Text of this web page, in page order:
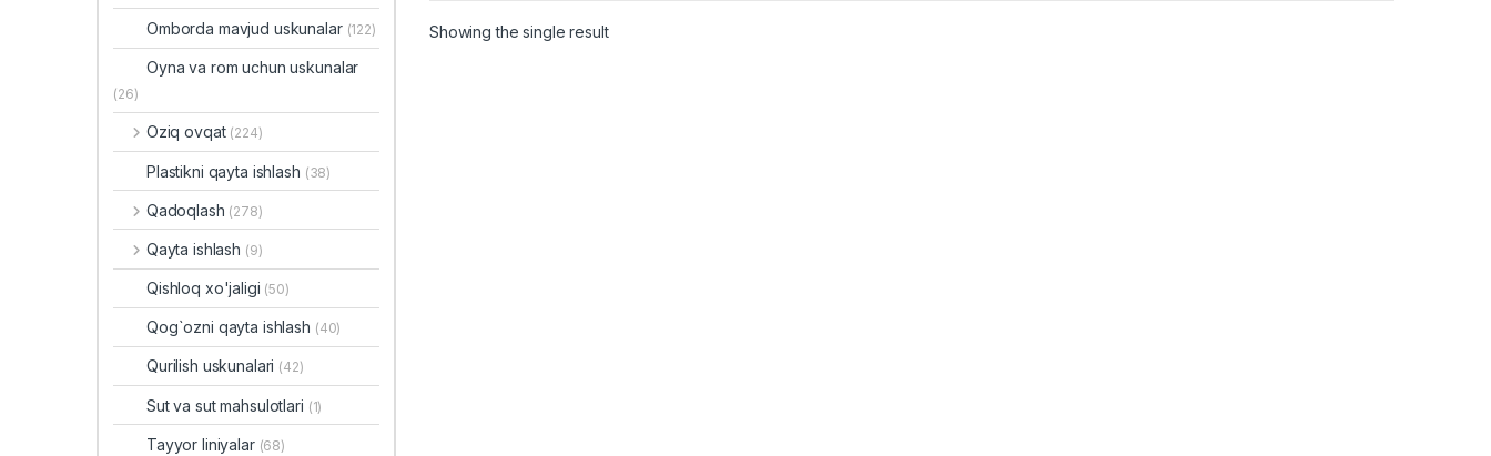
Showing the single result
Omborda mavjud uskunalar (122)
Oyna va rom uchun uskunalar
(26)
Oziq ovqat (224)
Plastikni qayta ishlash (38)
Qadoqlash (278)
Qayta ishlash (9)
Qishloq xo'jaligi (50)
Qog`ozni qayta ishlash (40)
Qurilish uskunalari (42)
Sut va sut mahsulotlari (1)
Tayyor liniyalar (68)